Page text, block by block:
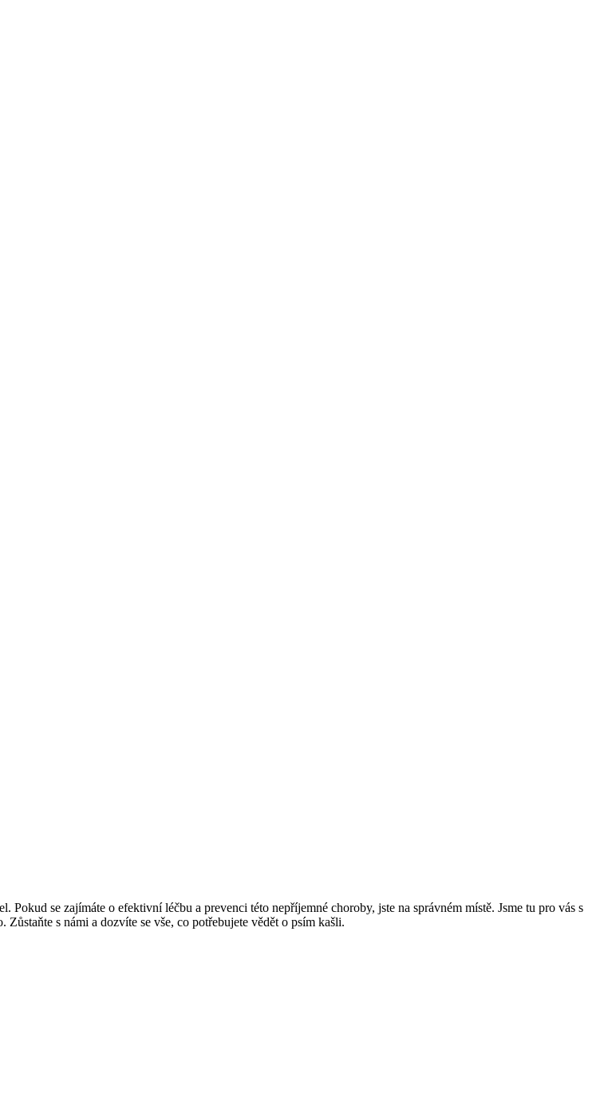
se zajímáte o efektivní léčbu a prevenci této nepříjemné choroby, jste na správném místě. Jsme tu pro vás s
s námi a dozvíte se vše, co potřebujete vědět o psím kašli.